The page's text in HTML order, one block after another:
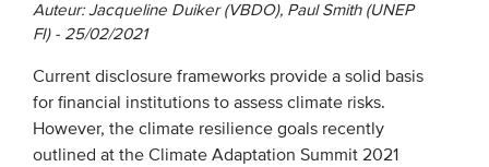
Auteur: Jacqueline Duiker (VBDO), Paul Smith (UNEP
FI) - 25/02/2021
Current disclosure frameworks provide a solid basis
for financial institutions to assess climate risks.
However, the climate resilience goals recently
outlined at the Climate Adaptation Summit 2021